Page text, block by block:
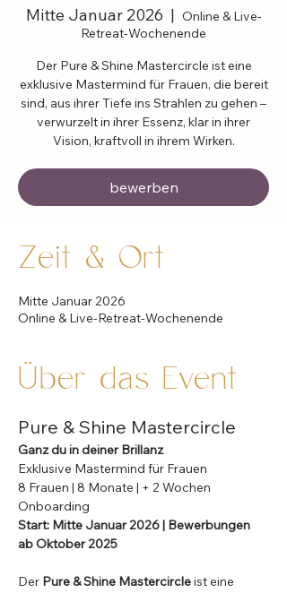
Mitte Januar 2026
  |
Online & Live-
Retreat-Wochenende
Der Pure & Shine Mastercircle ist eine
exklusive Mastermind für Frauen, die bereit
sind, aus ihrer Tiefe ins Strahlen zu gehen –
verwurzelt in ihrer Essenz, klar in ihrer
Vision, kraftvoll in ihrem Wirken.
bewerben
Zeit & Ort
Mitte Januar 2026
Online & Live-Retreat-Wochenende
Über das Event
Pure & Shine Mastercircle
Ganz du in deiner Brillanz
Exklusive Mastermind für Frauen
8 Frauen | 8 Monate | + 2 Wochen
Onboarding
Start: Mitte Januar 2026 | Bewerbungen
ab Oktober 2025
Der Pure & Shine Mastercircle ist eine